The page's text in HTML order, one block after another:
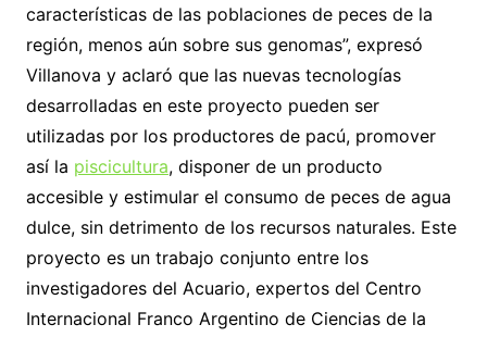
características de las poblaciones de peces de la
región, menos aún sobre sus genomas”, expresó
Villanova y aclaró que las nuevas tecnologías
desarrolladas en este proyecto pueden ser
utilizadas por los productores de pacú, promover
así la piscicultura, disponer de un producto
accesible y estimular el consumo de peces de agua
dulce, sin detrimento de los recursos naturales. Este
proyecto es un trabajo conjunto entre los
investigadores del Acuario, expertos del Centro
Internacional Franco Argentino de Ciencias de la